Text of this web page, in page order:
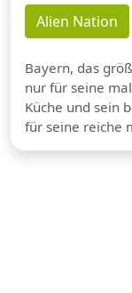
Alien Nation
Bayern, das
nur für seine
Küche und sein
für seine reiche